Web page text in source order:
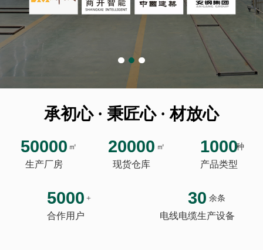
承初心 · 秉匠心 · 材放心
50000 ㎡
生产厂房
20000 ㎡
现货仓库
1000种
产品类型
5000 +
合作用户
30 余条
电线电缆生产设备